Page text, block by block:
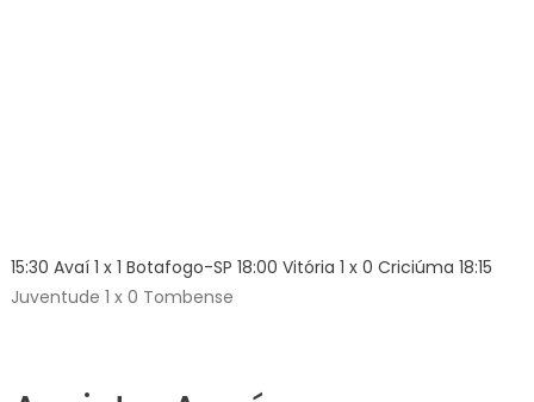
15:30 Avaí 1 x 1 Botafogo-SP 18:00 Vitória 1 x 0 Criciúma 18:15
Juventude 1 x 0 Tombense